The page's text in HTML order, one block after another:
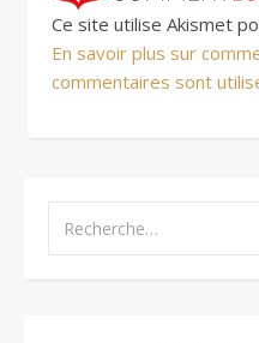
Ce site utilise Akismet
En savoir plus sur
commentaires sont